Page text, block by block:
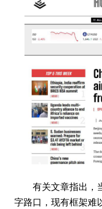
有关文章指出，
字路口，现有框架难